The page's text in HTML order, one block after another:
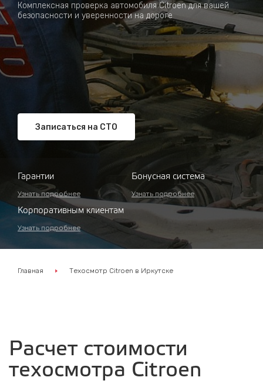
Комплексная проверка автомобиля Citroen для вашей
безопасности и уверенности на дороге
Записаться на СТО
Гарантии
Узнать подробнее
Бонусная система
Узнать подробнее
Корпоративным клиентам
Узнать подробнее
Главная Техосмотр Citroen в Иркутске
Расчет стоимости
техосмотра Citroen